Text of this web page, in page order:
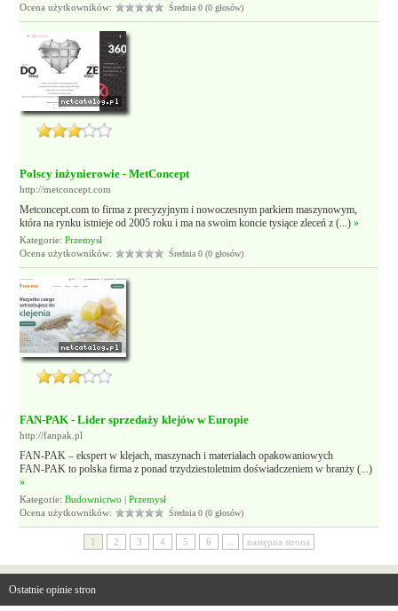
Ocena użytkowników:
Średnia 0 (0 głosów)
Polscy inżynierowie - MetConcept
http://metconcept.com
Metconcept.com to firma z precyzyjnym i nowoczesnym parkiem maszynowym,
która na rynku istnieje od 2005 roku i ma na swoim koncie tysiące zleceń z (...)»
Kategorie:Przemysł
Ocena użytkowników:
Średnia 0 (0 głosów)
FAN-PAK - Lider sprzedaży klejów w Europie
http://fanpak.pl
FAN‑PAK – ekspert w klejach, maszynach i materiałach opakowaniowych
FAN‑PAK to polska firma z ponad trzydziestoletnim doświadczeniem w branży (...)
»
Kategorie:Budownictwo |Przemysł
Ocena użytkowników:
Średnia 0 (0 głosów)
1 2 3 4 5 6 następna strona
Ostatnie opinie stron